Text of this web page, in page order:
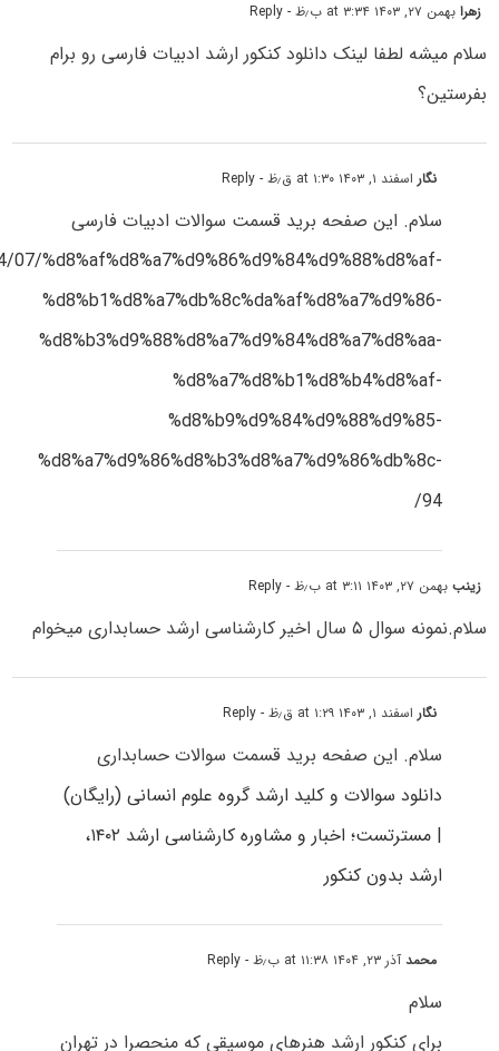
زهرابهمن ۲۷, ۱۴۰۳ at ۳:۳۴ ب٫ظ - Reply
سلام میشه لطفا لینک دانلود کنکور ارشد ادبیات فارسی رو برام
بفرستین؟
نگاراسفند ۱, ۱۴۰۳ at ۱:۳۰ ق٫ظ - Reply
سلام. این صفحه برید قسمت سوالات ادبیات فارسی
%d8%af%d8%a7%d9%86%d9%84%d9%88%d8%af-
%d8%b1%d8%a7%db%8c%da%af%d8%a7%d9%86-
%d8%b3%d9%88%d8%a7%d9%84%d8%a7%d8%aa-
%d8%a7%d8%b1%d8%b4%d8%af-
%d8%b9%d9%84%d9%88%d9%85-
%d8%a7%d9%86%d8%b3%d8%a7%d9%86%db%8c-
94/
زینببهمن ۲۷, ۱۴۰۳ at ۳:۱۱ ب٫ظ - Reply
سلام.نمونه سوال ۵ سال اخیر کارشناسی ارشد حسابداری میخوام
نگاراسفند ۱, ۱۴۰۳ at ۱:۲۹ ق٫ظ - Reply
سلام. این صفحه برید قسمت سوالات حسابداری
دانلود سوالات و کلید ارشد گروه علوم انسانی (رایگان)
| مسترتست؛ اخبار و مشاوره کارشناسی ارشد ۱۴۰۲،
ارشد بدون کنکور
محمدآذر ۲۳, ۱۴۰۴ at ۱۱:۳۸ ب٫ظ - Reply
سلام
برای کنکور ارشد هنرهای موسیقی که منحصرا در تهران